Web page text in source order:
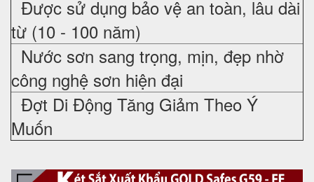
Được sử dụng bảo vệ an toàn, lâu dài
từ (10 - 100 năm)
Nước sơn sang trọng, mịn, đẹp nhờ
công nghệ sơn hiện đại
Đợt Di Động Tăng Giảm Theo Ý
Muốn